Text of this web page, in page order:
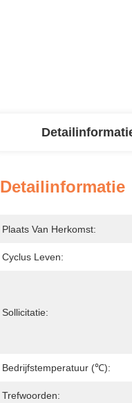
Detailinformatie
Plaats Van Herkomst:
Cyclus Leven:
Sollicitatie:
Bedrijfstemperatuur (℃):
Trefwoorden: